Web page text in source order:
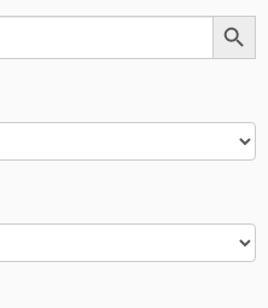
Search Button